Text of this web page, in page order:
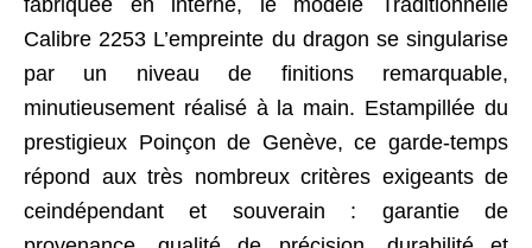
Calibre 2253 L’empreinte du dragon se singularise
par un niveau de finitions remarquable,
minutieusement réalisé à la main. Estampillée du
prestigieux Poinçon de Genève, ce garde-temps
répond aux très nombreux critères exigeants de
ceindépendant et souverain : garantie de